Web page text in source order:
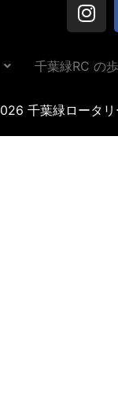
千葉緑RC の
千葉緑ロータリ